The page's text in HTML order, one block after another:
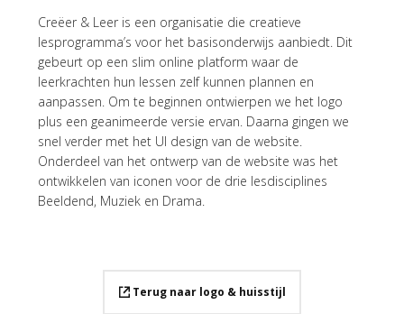
Creëer & Leer is een organisatie die creatieve
lesprogramma’s voor het basisonderwijs aanbiedt. Dit
gebeurt op een slim online platform waar de
leerkrachten hun lessen zelf kunnen plannen en
aanpassen. Om te beginnen ontwierpen we het logo
plus een geanimeerde versie ervan. Daarna gingen we
snel verder met het UI design van de website.
Onderdeel van het ontwerp van de website was het
ontwikkelen van iconen voor de drie lesdisciplines
Beeldend, Muziek en Drama.
Terug naar logo & huisstijl